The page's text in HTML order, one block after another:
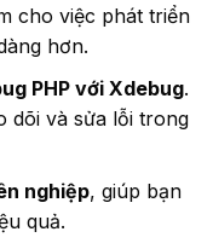
cho việc phát triển
hơn.
PHP với Xdebug.
dõi và sửa lỗi trong
nghiệp, giúp bạn
quả.